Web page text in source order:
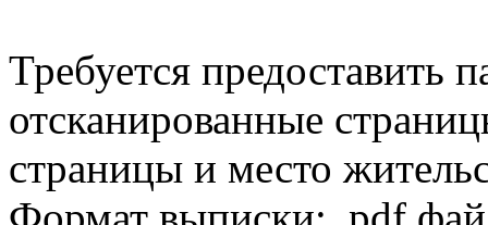
Требуется предоставить
отсканированные
страницы и место